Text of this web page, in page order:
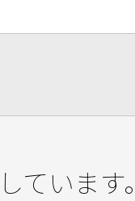
ています。